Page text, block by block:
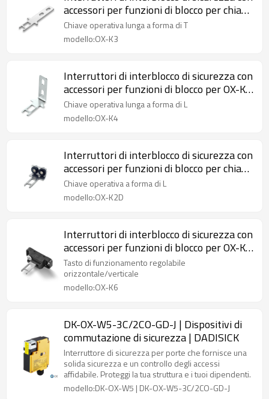
accessori per funzioni di blocco per chiave
operativa lunga a forma di T OX-K3
Chiave operativa lunga a forma di T
modello:OX-K3
Interruttori di interblocco di sicurezza con
accessori per funzioni di blocco per OX-K4
Chiave operativa lunga a forma di L
Chiave operativa lunga a forma di L
modello:OX-K4
Interruttori di interblocco di sicurezza con
accessori per funzioni di blocco per chiave
operativa a L OX-K2D con cuscino
Chiave operativa a forma di L
modello:OX-K2D
Interruttori di interblocco di sicurezza con
accessori per funzioni di blocco per OX-K6
Chiave operativa regolabile
orizzontale/verticale
Tasto di funzionamento regolabile
orizzontale/verticale
modello:OX-K6
DK-OX-W5-3C/2CO-GD-J | Dispositivi di
commutazione di sicurezza | DADISICK
Interruttore di sicurezza per porte che fornisce una
solida sicurezza e un controllo degli accessi
affidabile. Proteggi la tua struttura e i tuoi dipendenti.
modello:DK-OX-W5 | DK-OX-W5-3C/2CO-GD-J